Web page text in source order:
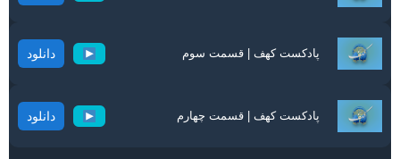
پادکست کهف | قسمت سوم دانلود
پادکست کهف | قسمت چهارم دانلود